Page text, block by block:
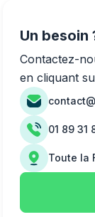
Un besoin
Contactez-
en cliquant
01 89 31
Toute la